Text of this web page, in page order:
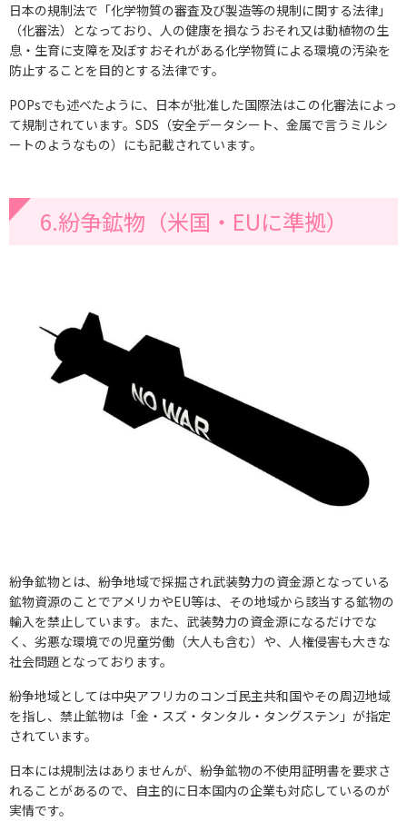
日本の規制法で「化学物質の審査及び製造等の規制に関する法律」
（化審法）となっており、人の健康を損なうおそれ又は動植物の生
息・生育に支障を及ぼすおそれがある化学物質による環境の汚染を
防止することを目的とする法律です。
POPsでも述べたように、日本が批准した国際法はこの化審法によっ
て規制されています。SDS（安全データシート、金属で言うミルシ
ートのようなもの）にも記載されています。
6.紛争鉱物（米国・EUに準拠）
紛争鉱物とは、紛争地域で採掘され武装勢力の資金源となっている
鉱物資源のことでアメリカやEU等は、その地域から該当する鉱物の
輸入を禁止しています。また、武装勢力の資金源になるだけでな
く、劣悪な環境での児童労働（大人も含む）や、人権侵害も大きな
社会問題となっております。
紛争地域としては中央アフリカのコンゴ民主共和国やその周辺地域
を指し、禁止鉱物は「金・スズ・タンタル・タングステン」が指定
されています。
日本には規制法はありませんが、紛争鉱物の不使用証明書を要求さ
れることがあるので、自主的に日本国内の企業も対応しているのが
実情です。